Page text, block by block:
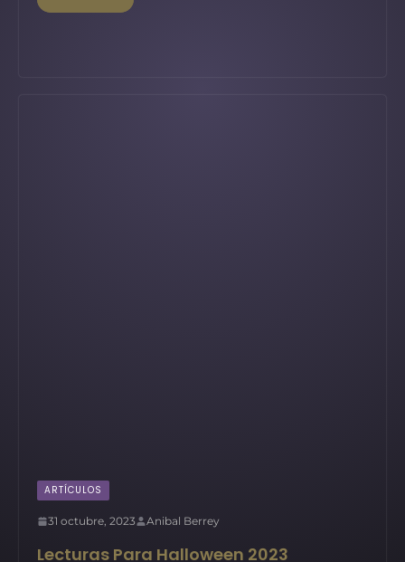
ARTÍCULOS
31 octubre, 2023 Anibal Berrey
Lecturas Para Halloween 2023